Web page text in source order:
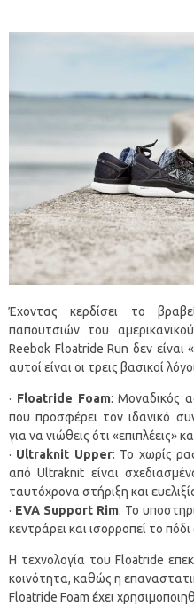
Έχοντας κερδίσει το
παπουτσιών του
Reebok Floatride Run δεν
αυτοί είναι οι τρεις βασικοί
· Floatride Foam: Μοναδικός
που προσφέρει τον ιδανικό
για να νιώθεις ότι «επιπλέεις»
· Ultraknit Upper: Το χωρίς
από Ultraknit είναι
ταυτόχρονα στήριξη και
· EVA Support Rim: Το
κεντράρει και ισορροπεί το
Η τεχνολογία του Floatride
κοινότητα, καθώς η
Floatride Foam έχει